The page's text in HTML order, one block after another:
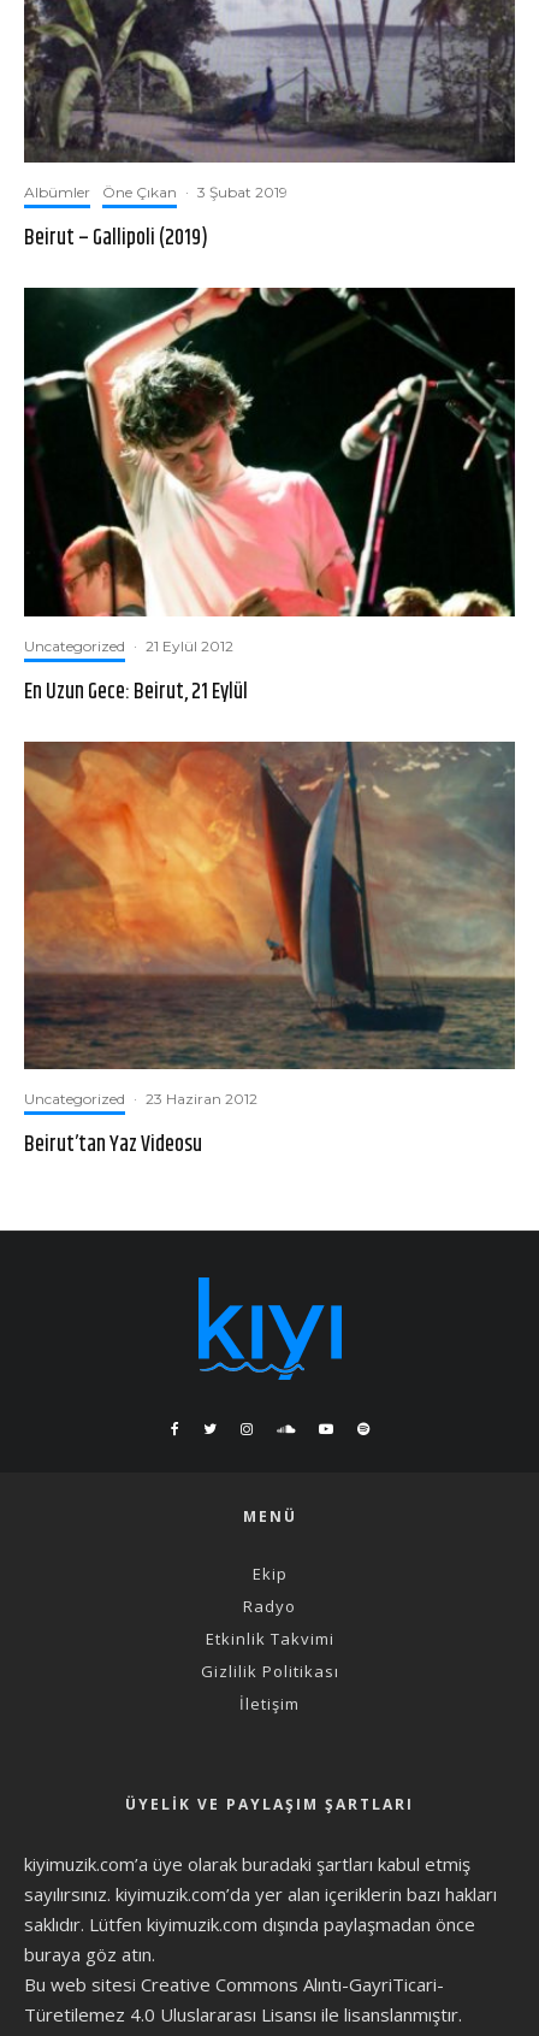
Albümler Öne Çıkan · 3 Şubat 2019
Beirut – Gallipoli (2019)
Uncategorized · 21 Eylül 2012
En Uzun Gece: Beirut, 21 Eylül
Uncategorized · 23 Haziran 2012
Beirut’tan Yaz Videosu
MENÜ
Ekip
Radyo
Etkinlik Takvimi
Gizlilik Politikası
İletişim
ÜYELIK VE PAYLAŞIM ŞARTLARI
kiyimuzik.com’a üye olarak buradaki şartları kabul etmiş
sayılırsınız. kiyimuzik.com’da yer alan içeriklerin bazı hakları
saklıdır. Lütfen kiyimuzik.com dışında paylaşmadan önce
buraya göz atın.
Bu web sitesi Creative Commons Alıntı-GayriTicari-
Türetilemez 4.0 Uluslararası Lisansı ile lisanslanmıştır.